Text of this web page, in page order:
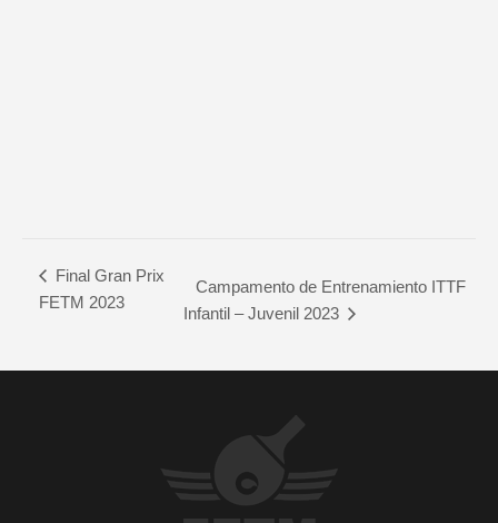
Final Gran Prix
FETM 2023
Campamento de Entrenamiento ITTF
Infantil – Juvenil 2023